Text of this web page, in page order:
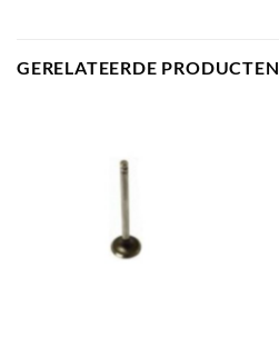
GERELATEERDE PRODUCTEN